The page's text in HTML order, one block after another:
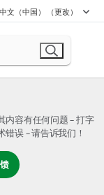
中文（中国） （更改）
内容有任何问题 – 打字
误 – 请告诉我们！